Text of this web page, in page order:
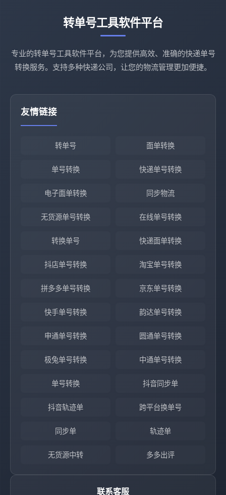
转单号工具软件平台
专业的转单号工具软件平台，为您提供高效、准确的快递单号
转换服务。支持多种快递公司，让您的物流管理更加便捷。
友情链接
转单号 面单转换
单号转换 快递单号转换
电子面单转换 同步物流
无货源单号转换 在线单号转换
转换单号 快递面单转换
抖店单号转换 淘宝单号转换
拼多多单号转换 京东单号转换
快手单号转换 韵达单号转换
申通单号转换 圆通单号转换
极兔单号转换 中通单号转换
单号转换 抖音同步单
抖音轨迹单 跨平台换单号
同步单 轨迹单
无货源中转 多多出评
联系客服